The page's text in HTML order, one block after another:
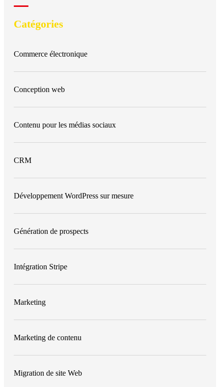
Catégories
Commerce électronique
Conception web
Contenu pour les médias sociaux
CRM
Développement WordPress sur mesure
Génération de prospects
Intégration Stripe
Marketing
Marketing de contenu
Migration de site Web